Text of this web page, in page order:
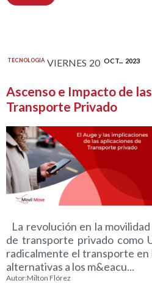
TECNOLOGIA VIERNES 20 OCT... 2023
Ascenso e Impacto de
Transporte Privado
La revolución en la
de transporte privado como
radicalmente el transporte
alternativas a los m&eacu...
Autor:Milton Flórez